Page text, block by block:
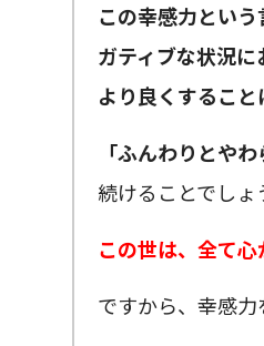
この幸感力とい
ガティブな状況
より良くすること
「ふんわりとや
続けることでしょ
この世は、全て心
ですから、幸感力